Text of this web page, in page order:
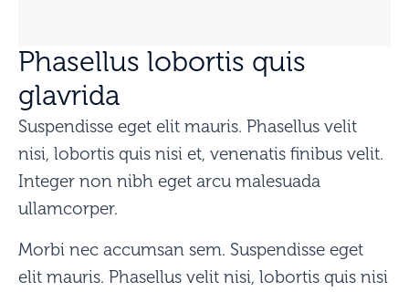
Phasellus lobortis quis
glavrida
Suspendisse eget elit mauris. Phasellus velit
nisi, lobortis quis nisi et, venenatis finibus velit.
Integer non nibh eget arcu malesuada
ullamcorper.
Morbi nec accumsan sem. Suspendisse eget
elit mauris. Phasellus velit nisi, lobortis quis nisi